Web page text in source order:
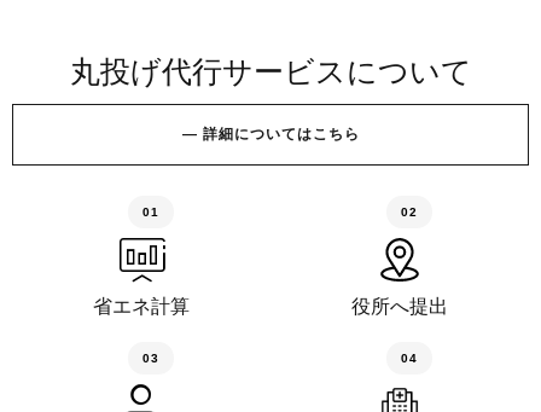
丸投げ代行サービスについて
— 詳細についてはこ ち ら
01
省エネ計算
02
役所へ提出
03 04